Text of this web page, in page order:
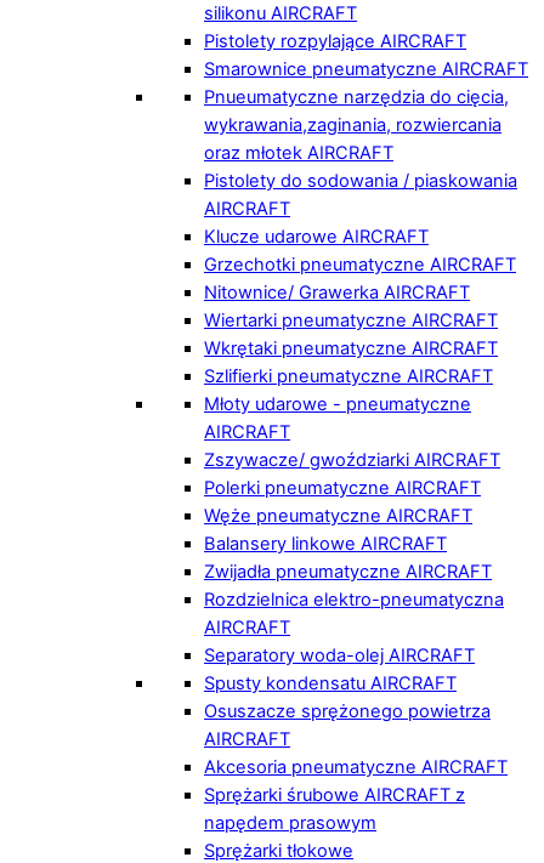
silikonu AIRCRAFT
Pistolety rozpylające AIRCRAFT
Smarownice pneumatyczne AIRCRAFT
Pnueumatyczne narzędzia do cięcia,
wykrawania,zaginania, rozwiercania
oraz młotek AIRCRAFT
Pistolety do sodowania / piaskowania
AIRCRAFT
Klucze udarowe AIRCRAFT
Grzechotki pneumatyczne AIRCRAFT
Nitownice/ Grawerka AIRCRAFT
Wiertarki pneumatyczne AIRCRAFT
Wkrętaki pneumatyczne AIRCRAFT
Szlifierki pneumatyczne AIRCRAFT
Młoty udarowe - pneumatyczne
AIRCRAFT
Zszywacze/ gwoździarki AIRCRAFT
Polerki pneumatyczne AIRCRAFT
Węże pneumatyczne AIRCRAFT
Balansery linkowe AIRCRAFT
Zwijadła pneumatyczne AIRCRAFT
Rozdzielnica elektro-pneumatyczna
AIRCRAFT
Separatory woda-olej AIRCRAFT
Spusty kondensatu AIRCRAFT
Osuszacze sprężonego powietrza
AIRCRAFT
Akcesoria pneumatyczne AIRCRAFT
Sprężarki śrubowe AIRCRAFT z
napędem prasowym
Sprężarki tłokowe